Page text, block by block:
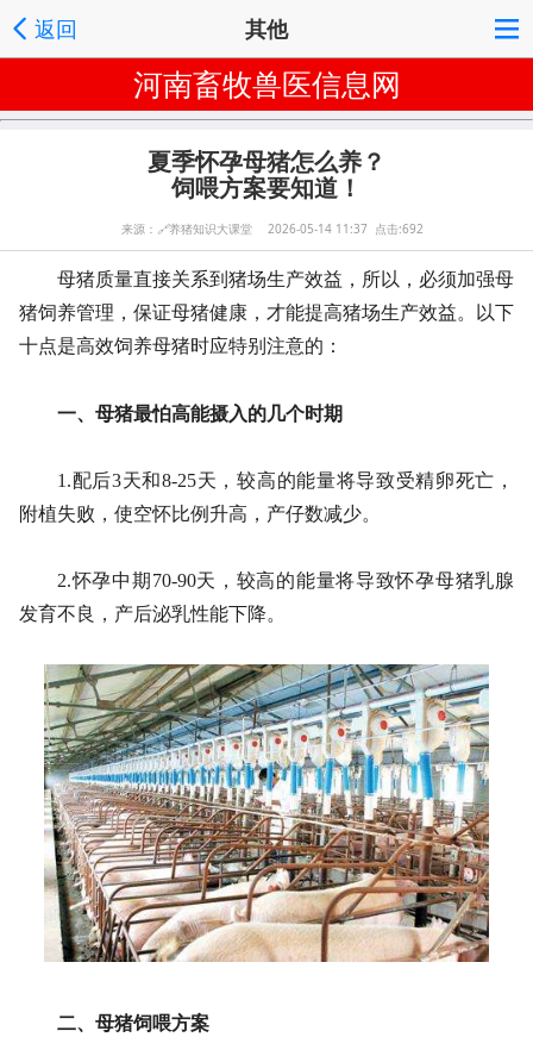
返回 其他
河南畜牧兽医信息网
夏季怀孕母猪怎么养？
饲喂方案要知道！
来源： 🔗养猪知识大课堂 2026-05-14 11:37 点击:692
母猪质量直接关系到猪场生产效益，所以，必须加强母
猪饲养管理，保证母猪健康，才能提高猪场生产效益。以下
十点是高效饲养母猪时应特别注意的：
一、母猪最怕高能摄入的几个时期
1.配后3天和8-25天，较高的能量将导致受精卵死亡，
附植失败，使空怀比例升高，产仔数减少。
2.怀孕中期70-90天，较高的能量将导致怀孕母猪乳腺
发育不良，产后泌乳性能下降。
二、母猪饲喂方案